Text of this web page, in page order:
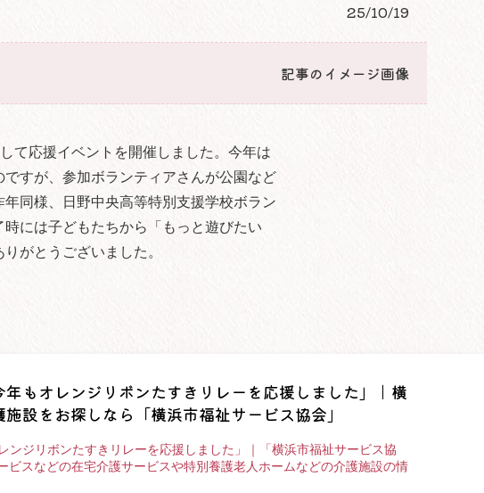
25/10/19
て応援イベントを開催しました。今年は
すが、参加ボランティアさんが公園など
同様、日野中央高等特別支援学校ボラン
には子どもたちから「もっと遊びたい
がとうございました。
もオレンジリボンたすきリレーを応援しました」｜横
設をお探しなら「横浜市福祉サービス協会」
ンジリボンたすきリレーを応援しました」｜「横浜市福祉サービス協
ビスなどの在宅介護サービスや特別養護老人ホームなどの介護施設の情